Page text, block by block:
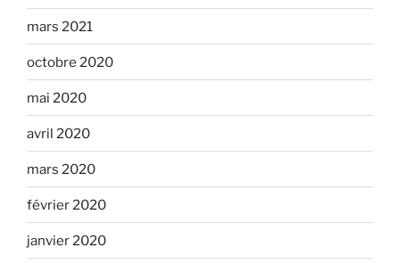
mars 2021
octobre 2020
mai 2020
avril 2020
mars 2020
février 2020
janvier 2020